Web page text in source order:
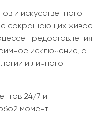
и искусственного
сокращающих живое
предоставления
исключение, а
и личного
24/7 и
момент